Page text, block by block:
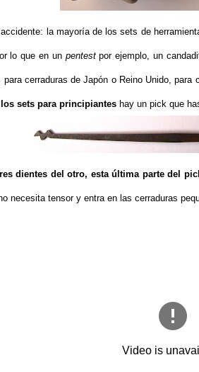
la mayoría de los sets de
lo que en un pentestpor ejemplo, un
para cerraduras de Japón o Reino Unido,
sets para principianteshay un pick que
dientes del otro, esta última parte del
necesita tensor y entra en las cerraduras